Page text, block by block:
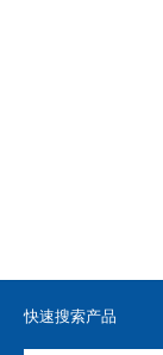
快速搜索产品